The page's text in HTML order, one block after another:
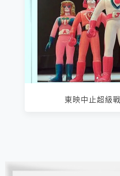
東映中止超級
相連文章